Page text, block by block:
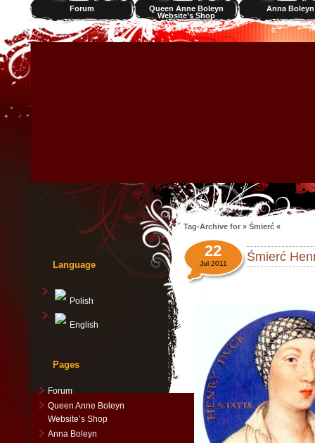
Forum
Queen Anne Boleyn
Website’s Shop
Anna Boleyn
Videos
Tag-Archive for » Śmierć «
Śmierć
22
Jul 2011
Language
Polish
English
Pages
Forum
Queen Anne Boleyn
Website’s Shop
Anna Boleyn